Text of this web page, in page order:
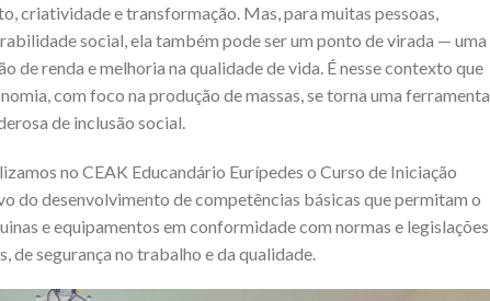
criatividade e transformação. Mas, para muitas pessoas,
social, ela também pode ser um ponto de virada — uma
de renda e melhoria na qualidade de vida. É nesse contexto que
com foco na produção de massas, se torna uma ferramenta
de inclusão social.
no CEAK Educandário Eurípedes o Curso de Iniciação
do desenvolvimento de competências básicas que permitam o
e equipamentos em conformidade com normas e legislações
de segurança no trabalho e da qualidade.